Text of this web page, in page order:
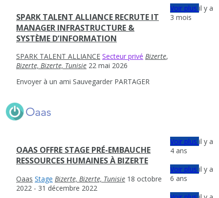
SPARK TALENT ALLIANCE RECRUTE IT
MANAGER INFRASTRUCTURE &
SYSTÈME D’INFORMATION
SPARK TALENT ALLIANCE Secteur privé Bizerte,
Bizerte, Bizerte, Tunisie 22 mai 2026
Envoyer à un ami Sauvegarder PARTAGER
Voir plusil y a
3 mois
OAAS OFFRE STAGE PRÉ-EMBAUCHE
RESSOURCES HUMAINES À BIZERTE
Oaas Stage Bizerte, Bizerte, Tunisie 18 octobre
2022 - 31 décembre 2022
Voir plusil y a
4 ans
Voir plusil y a
6 ans